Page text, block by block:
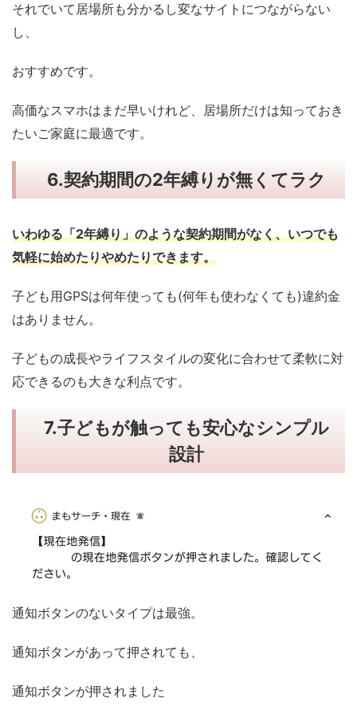
それでいて居場所も分かるし変なサイトにつながらない
し、
おすすめです。
高価なスマホはまだ早いけれど、居場所だけは知っておき
たいご家庭に最適です。
6.契約期間の2年縛りが無くてラク
いわゆる「2年縛り」のような契約期間がなく、いつでも
気軽に始めたりやめたりできます。
子ども用GPSは何年使っても(何年も使わなくても)違約金
はありません。
子どもの成長やライフスタイルの変化に合わせて柔軟に対
応できるのも大きな利点です。
7.子どもが触っても安心なシンプル
設計
通知ボタンのないタイプは最強。
通知ボタンがあって押されても、
通知ボタンが押されました